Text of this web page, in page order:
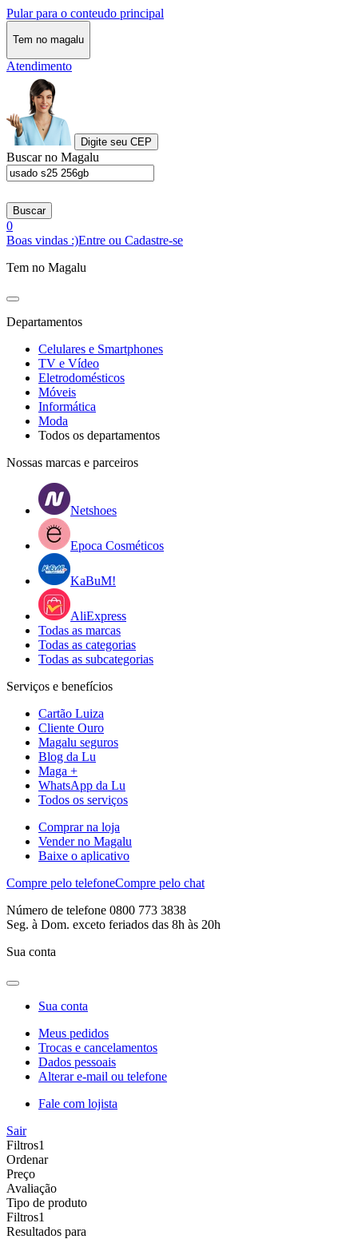
Pular para o conteudo principal
Tem no magalu
Atendimento
Digite seu CEP
Buscar no Magalu
Buscar
0
Boas vindas :)Entre ou Cadastre-se
Tem no Magalu
Departamentos
Celulares e Smartphones
TV e Vídeo
Eletrodomésticos
Móveis
Informática
Moda
Todos os departamentos
Nossas marcas e parceiros
Netshoes
Epoca Cosméticos
KaBuM!
AliExpress
Todas as marcas
Todas as categorias
Todas as subcategorias
Serviços e benefícios
Cartão Luiza
Cliente Ouro
Magalu seguros
Blog da Lu
Maga +
WhatsApp da Lu
Todos os serviços
Comprar na loja
Vender no Magalu
Baixe o aplicativo
Compre pelo telefoneCompre pelo chat
Número de telefone 0800 773 3838
Seg. à Dom. exceto feriados das 8h às 20h
Sua conta
Sua conta
Meus pedidos
Trocas e cancelamentos
Dados pessoais
Alterar e-mail ou telefone
Fale com lojista
Sair
Filtros1
Ordenar
Preço
Avaliação
Tipo de produto
Filtros1
Resultados para